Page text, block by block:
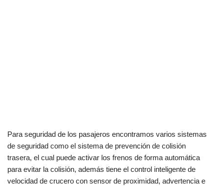
Para seguridad de los pasajeros encontramos varios sistemas
de seguridad como el sistema de prevención de colisión
trasera, el cual puede activar los frenos de forma automática
para evitar la colisión, además tiene el control inteligente de
velocidad de crucero con sensor de proximidad, advertencia e